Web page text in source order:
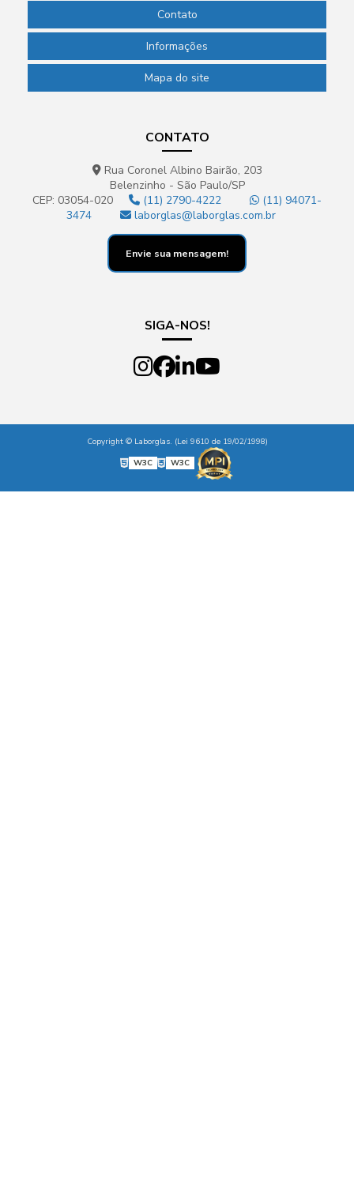
Contato
Informações
Mapa do site
CONTATO
Rua Coronel Albino Bairão, 203
Belenzinho - São Paulo/SP
CEP: 03054-020
(11) 2790-4222
(11) 94071-
3474
laborglas@laborglas.com.br
Envie sua mensagem!
SIGA-NOS!
Copyright © Laborglas. (Lei 9610 de 19/02/1998)
W3C
W3C